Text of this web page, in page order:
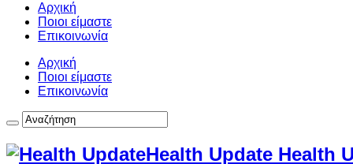
Αρχική
Ποιοι είμαστε
Επικοινωνία
Αρχική
Ποιοι είμαστε
Επικοινωνία
Health Update Health